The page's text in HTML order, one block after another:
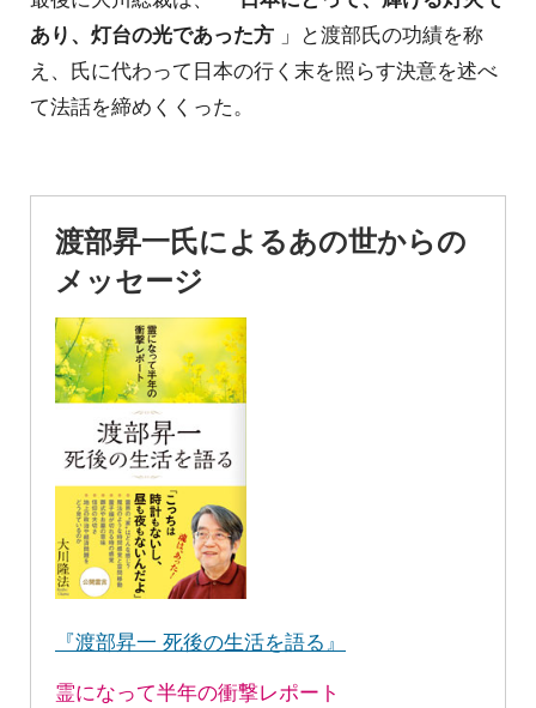
あり、灯台の光であった方 」と渡部氏の功績を称
え、氏に代わって日本の行く末を照らす決意を述べ
て法話を締めくくった。
渡部昇一氏によるあの世からの
メッセージ
『渡部昇一 死後の生活を語る』
霊になって半年の衝撃レポート